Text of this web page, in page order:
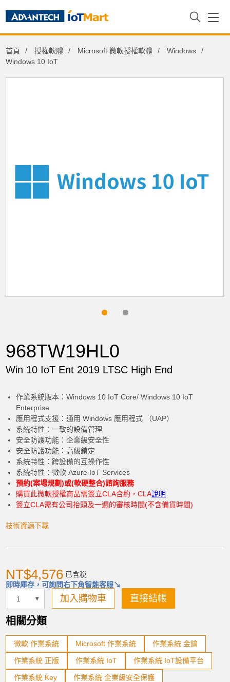
首頁 授權軟體 Microsoft 微軟授權軟體
Windows
Windows 10 IoT
968TW19HL0
Win 10 IoT Ent 2019 LTSC High End
作業系統版本：Windows 10 IoT Core/ Windows 10 IoT
Enterprise
應用程式支援：通用 Windows 應用程式 （UAP）
系統特性：一致的設備管理
安全防護功能：企業級安全性
安全防護功能：高級鎖定
系統特性：跨設備的互操作性
系統特性：微軟 Azure IoT Services
預約(案場規劃)或(軟硬整合)諮詢服務
購買此微軟授權商品需簽立CLA合約，CLA說明
簽立CLA需有公司抬頭及一週的審核時間(不含備貨時間)
技術資源下載
NT$4,576 已含稅
即時庫存，可詢問右下角智能客服↘
加入購物車 直接結帳
加入購物車
產品已加入購物車
> 前往結帳
相關分類
微軟 作業系統 Microsoft 作業系統 作業系統 金鑰
作業系統 正版 作業系統 IoT 作業系統 IoT設備平台
作業系統 Key 作業系統 企業級安全保護